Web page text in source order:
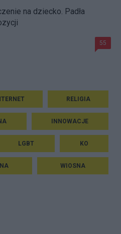
na dziecko. Padła
55
RELIGIA
INNOWACJE
LGBT KO
WIOSNA